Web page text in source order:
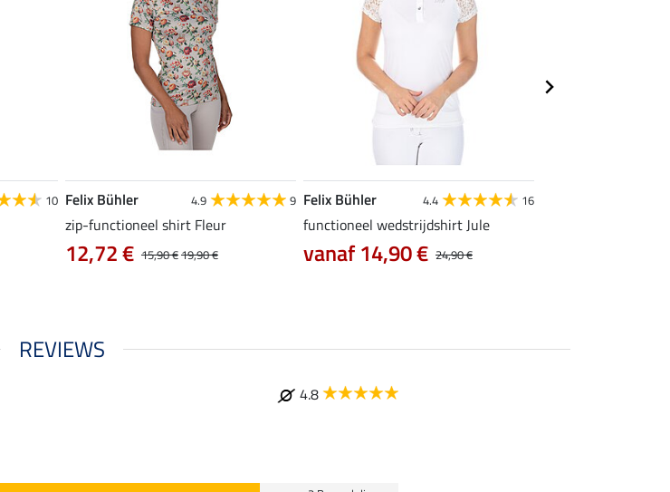
10 Felix Bühler 4.9 9
zip-functioneel shirt Fleur
15,90 €19,90 €
12,72 €
Felix Bühler 4.4 16
functioneel wedstrijdshirt Jule
24,90 €
vanaf 14,90 €
REVIEWS
4.8